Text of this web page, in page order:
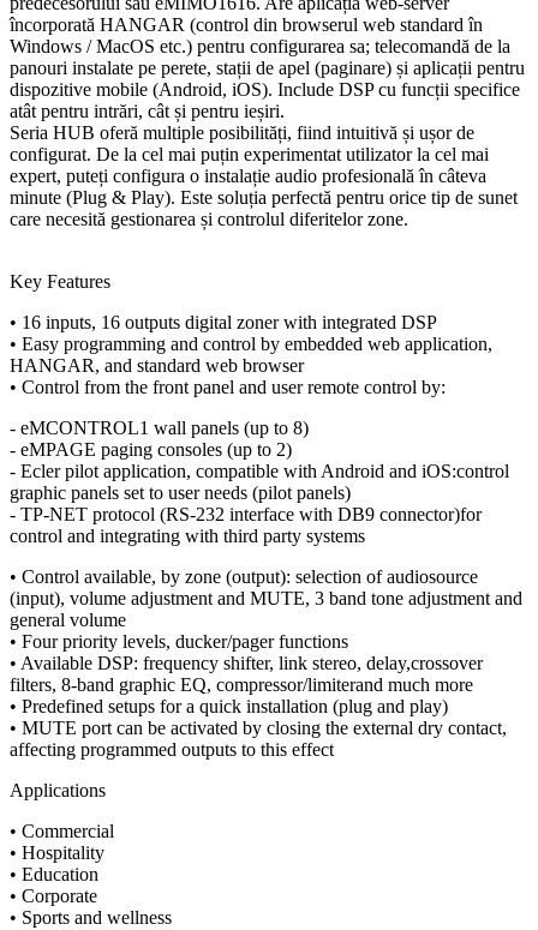
încorporată HANGAR (control din browserul web standard în
Windows / MacOS etc.) pentru configurarea sa; telecomandă de la
panouri instalate pe perete, stații de apel (paginare) și aplicații pentru
dispozitive mobile (Android, iOS). Include DSP cu funcții specifice
atât pentru intrări, cât și pentru ieșiri.
Seria HUB oferă multiple posibilități, fiind intuitivă și ușor de
configurat. De la cel mai puțin experimentat utilizator la cel mai
expert, puteți configura o instalație audio profesională în câteva
minute (Plug & Play). Este soluția perfectă pentru orice tip de sunet
care necesită gestionarea și controlul diferitelor zone.
Key Features
• 16 inputs, 16 outputs digital zoner with integrated DSP
• Easy programming and control by embedded web application,
HANGAR, and standard web browser
• Control from the front panel and user remote control by:
- eMCONTROL1 wall panels (up to 8)
- eMPAGE paging consoles (up to 2)
- Ecler pilot application, compatible with Android and iOS:control
graphic panels set to user needs (pilot panels)
- TP-NET protocol (RS-232 interface with DB9 connector)for
control and integrating with third party systems
• Control available, by zone (output): selection of audiosource
(input), volume adjustment and MUTE, 3 band tone adjustment and
general volume
• Four priority levels, ducker/pager functions
• Available DSP: frequency shifter, link stereo, delay,crossover
filters, 8-band graphic EQ, compressor/limiterand much more
• Predefined setups for a quick installation (plug and play)
• MUTE port can be activated by closing the external dry contact,
affecting programmed outputs to this effect
Applications
• Commercial
• Hospitality
• Education
• Corporate
• Sports and wellness